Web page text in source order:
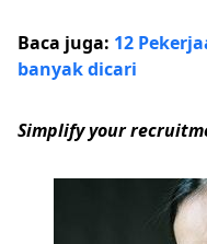
Baca juga: 12
banyak dicari
Simplify your